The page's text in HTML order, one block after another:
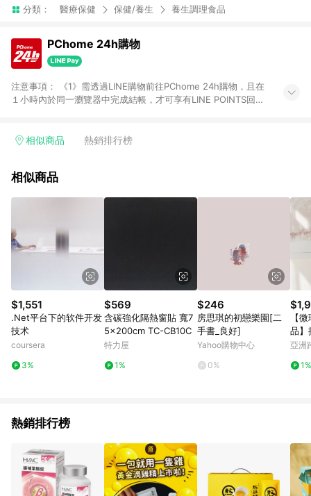
分類： 醫療保健 保健/養生 養生調理食品
PChome 24h購物
注意事項： 《1》需透過LINE購物前往PChome 24h購物，且在
１小時內於同一瀏覽器中完成結帳，才可享有LINE POINTS回饋
在點數回饋範圍內。 《3》如取消訂單、退貨、購物中登出
品、票券、訂閱方案、PChome儲值商品、企業專區/企業採購、
扣 (含折價券折扣)】、【P幣扣抵】、【現金積點扣抵】及【訂單
運費】等金額。 《6》符合LINE POINTS回饋資格之訂單將於商
家訂單頁面標示「LINE回饋」，若無此標示則 不符合回饋LINE
POINTS點數資格亦不得使用點數紅包 。 《7》LINE購物設有
「單一商品最高回饋點數」機制 (特殊活動時開放「回饋無上
限」)，以同一訂單中同一商品不論件數計算，並依訂單成立時間
當下LINE購物所設定的回饋機制為準。 《8》LINE購物為購物資
訊整合性平台，商品資料更新會有時間差，如顯示之商品規格、
顏色、價位、贈品與PChome 24h購物銷售網頁不符，以銷售網
頁標示為準！
相似商品 熱銷排行榜
相似商品
$1,551
.Net平台下的软件开发
技术
coursera
3%
$569
含碳強化隔熱窗貼 寬7
5x200cm TC-CB10C
特力屋
1%
$246
房思琪的初戀樂園[二
手書_良好]
Yahoo購物中心
0%
【
品】
色II-
亞洲
1%
熱銷排行榜